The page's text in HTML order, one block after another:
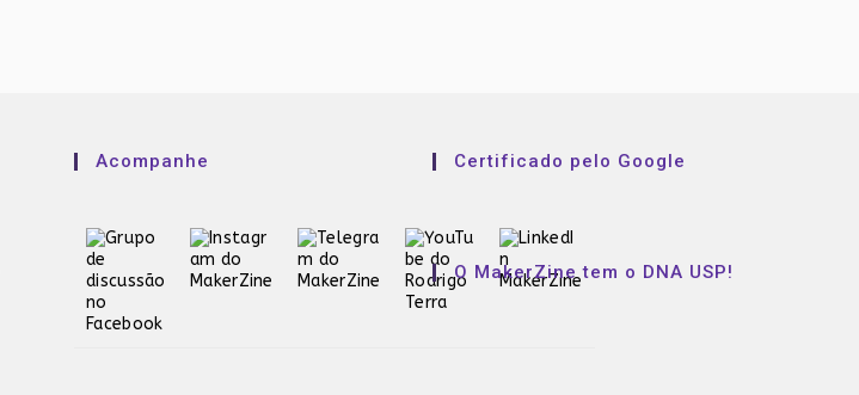
Acompanhe Certificado pelo Google
O MakerZine tem o DNA USP!